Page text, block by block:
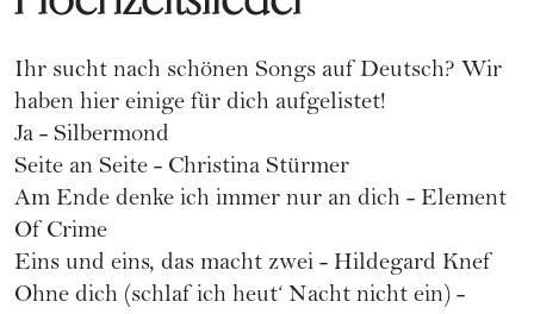
Ihr sucht nach schönen Songs auf Deutsch? Wir
haben hier einige für dich aufgelistet!
Ja - Silbermond
Seite an Seite - Christina Stürmer
Am Ende denke ich immer nur an dich - Element
Of Crime
Eins und eins, das macht zwei - Hildegard Knef
Ohne dich (schlaf ich heut‘ Nacht nicht ein) -